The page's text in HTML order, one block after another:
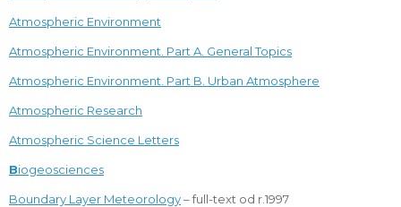
Atmospheric Environment
Atmospheric Environment. Part A. General Topics
Atmospheric Environment. Part B. Urban Atmosphere
Atmospheric Research
Atmospheric Science Letters
Biogeosciences
Boundary Layer Meteorology– full-text od r.1997